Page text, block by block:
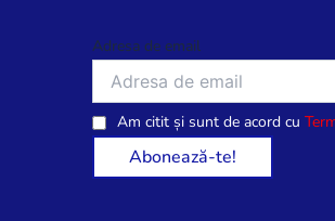
Adresa de email
Am citit și sunt de acord cu